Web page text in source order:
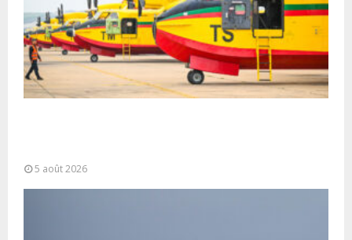
5 août 2026